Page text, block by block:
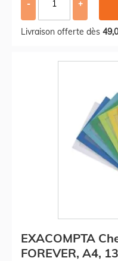
- +
Livraison offerte dès
EXACOMPTA
FOREVER, A4,